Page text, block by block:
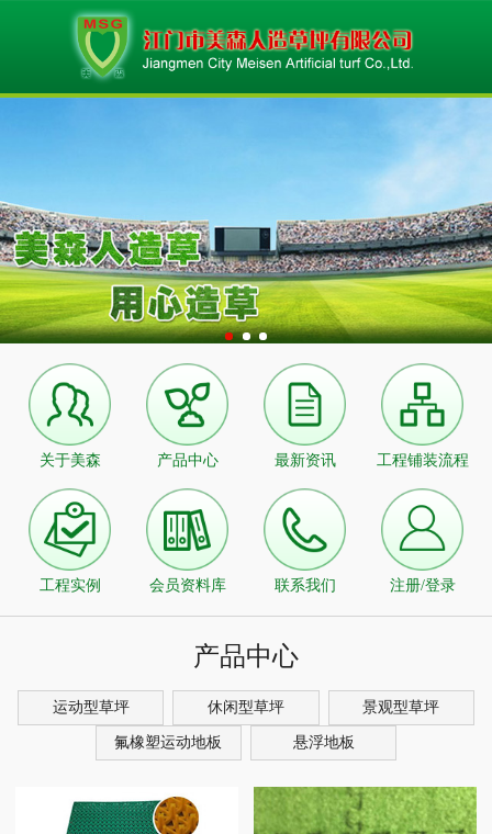
关于美森 产品中心 最新资讯 工程铺装流程
工程实例 会员资料库 联系我们 注册/登录
产品中心
运动型草坪 休闲型草坪 景观型草坪
氟橡塑运动地板 悬浮地板